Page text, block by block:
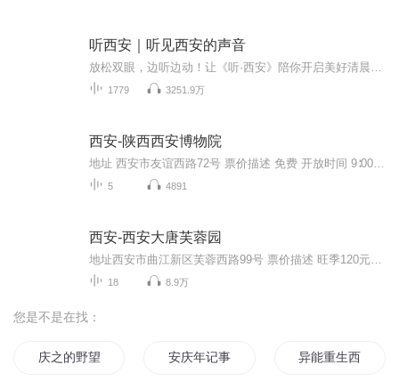
听西安｜听见西安的声音
1779 3251.9万
西安-陕西西安博物院
5 4891
西安-西安大唐芙蓉园
18 8.9万
您是不是在找：
庆之的野望 安庆年记事 异能重生西门庆